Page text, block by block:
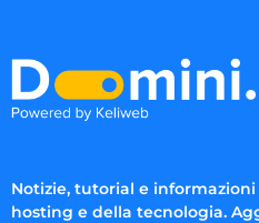
Notizie, tutorial e
hosting e della tecnologia.